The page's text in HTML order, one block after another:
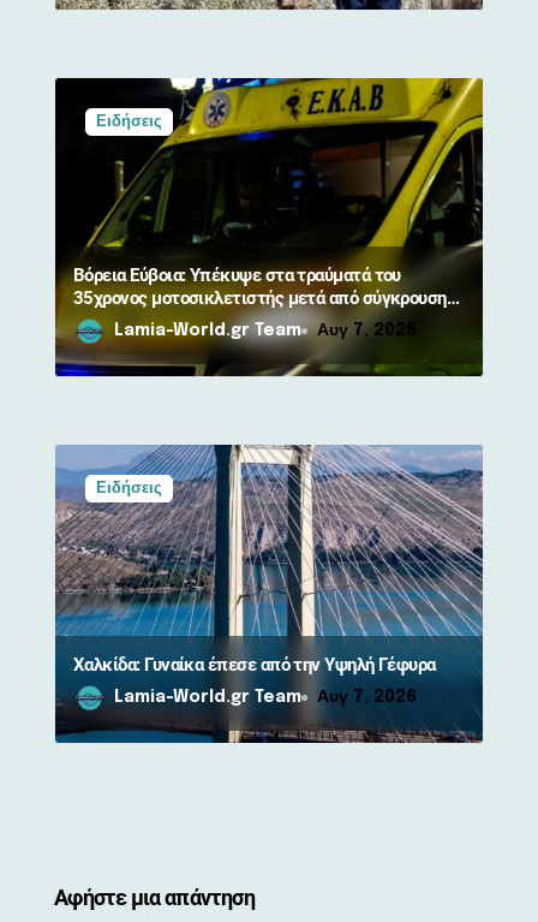
Ειδήσεις
Βόρεια Εύβοια: Υπέκυψε στα τραύματά του
35χρονος μοτοσικλετιστής μετά από σύγκρουση
με αγριογούρουνο
Lamia-World.gr Team Αυγ 7, 2026
Ειδήσεις
Χαλκίδα: Γυναίκα έπεσε από την Υψηλή Γέφυρα
Lamia-World.gr Team Αυγ 7, 2026
Αφήστε μια απάντηση